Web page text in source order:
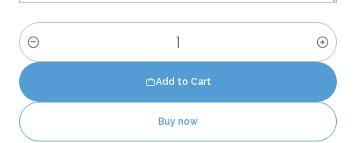
Quantity
Add to Cart
Buy now